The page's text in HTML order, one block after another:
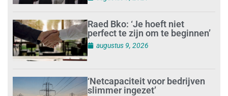
Raed Bko: ‘Je hoeft niet
perfect te zijn om te beginnen’
augustus 9, 2026
‘Netcapaciteit voor bedrijven
slimmer ingezet’